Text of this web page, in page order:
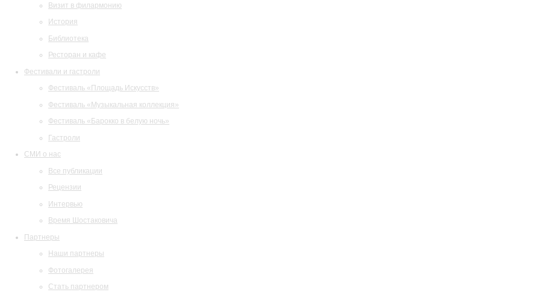
Визит в филармонию
История
Библиотека
Ресторан и кафе
Фестивали и гастроли
Фестиваль «Площадь Искусств»
Фестиваль «Музыкальная коллекция»
Фестиваль «Барокко в белую ночь»
Гастроли
СМИ о нас
Все публикации
Рецензии
Интервью
Время Шостаковича
Партнеры
Наши партнеры
Фотогалерея
Стать партнером